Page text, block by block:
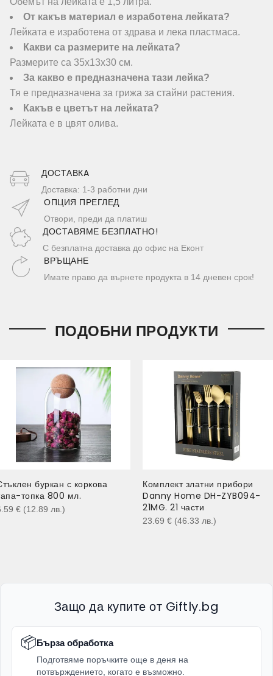
От какъв материал е изработена лейката?
Лейката е изработена от здрава и лека пластмаса.
Какви са размерите на лейката?
Размерите са 35х13х30 см.
За какво е предназначена тази лейка?
Тя е предназначена за грижа за стайни растения.
Какъв е цветът на лейката?
Лейката е в цвят олива.
ДОСТАВКA
Доставка: 1-3 работни дни
ОПЦИЯ ПРЕГЛЕД
Отвори, преди да платиш
ДОСТАВЯМЕ БЕЗПЛАТНО!
С безплатна доставка до офис на Еконт
ВРЪЩАНЕ
Имате право да върнете продукта в 14 дневен срок!
ПОДОБНИ ПРОДУКТИ
буркан с коркова
топка 800 мл.
€ (12.89 лв. )
Комплект златни прибори
Danny Home DH-ZYB094-
21MG. 21 части
23.69 € (46.33 лв. )
Защо да купите от Giftly.bg
📦Бърза обработка
Подготвяме поръчките още в деня на
потвърждението, когато е възможно.